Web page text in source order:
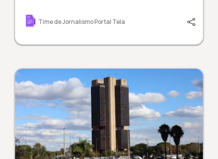
Time de Jornalismo Portal Tela